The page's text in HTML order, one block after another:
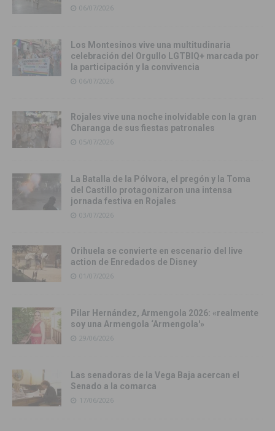
06/07/2026
Los Montesinos vive una multitudinaria
celebración del Orgullo LGTBIQ+ marcada por
la participación y la convivencia
06/07/2026
Rojales vive una noche inolvidable con la gran
Charanga de sus fiestas patronales
05/07/2026
La Batalla de la Pólvora, el pregón y la Toma
del Castillo protagonizaron una intensa
jornada festiva en Rojales
03/07/2026
Orihuela se convierte en escenario del live
action de Enredados de Disney
01/07/2026
Pilar Hernández, Armengola 2026: «realmente
soy una Armengola ‘Armengola'»
29/06/2026
Las senadoras de la Vega Baja acercan el
Senado a la comarca
17/06/2026